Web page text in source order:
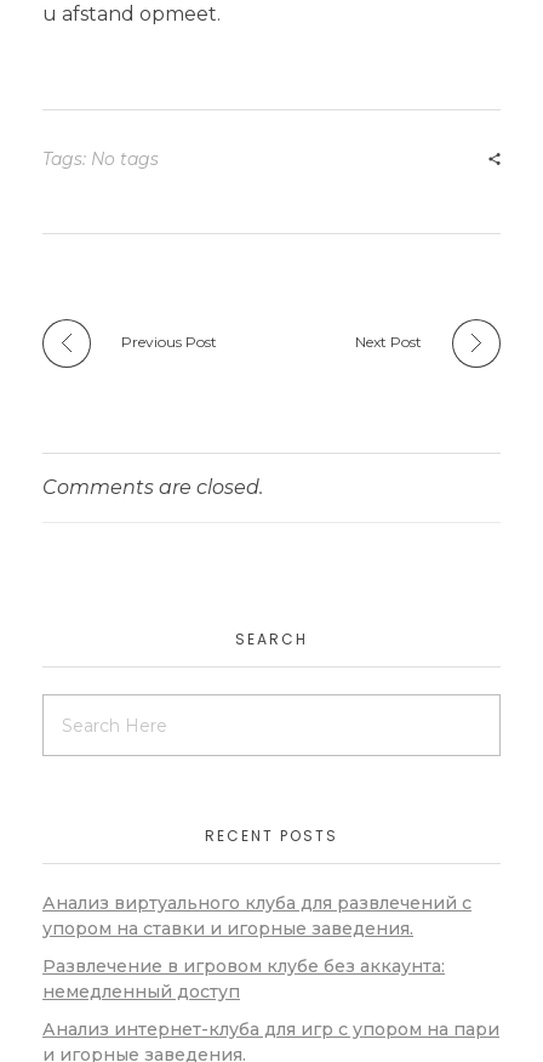
u afstand opmeet.
Tags: No tags
Previous Post Next Post
Comments are closed.
SEARCH
RECENT POSTS
Анализ виртуального клуба для развлечений с
упором на ставки и игорные заведения.
Развлечение в игровом клубе без аккаунта:
немедленный доступ
Анализ интернет-клуба для игр с упором на пари
и игорные заведения.